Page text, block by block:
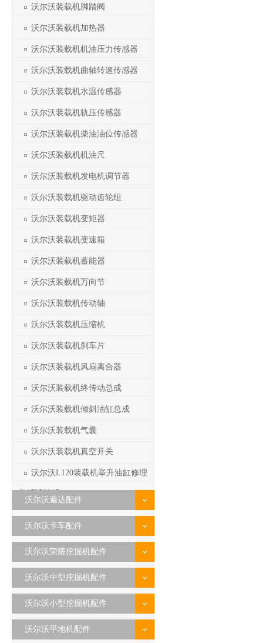
沃尔沃装载机脚踏阀
沃尔沃装载机加热器
沃尔沃装载机机油压力传感器
沃尔沃装载机曲轴转速传感器
沃尔沃装载机水温传感器
沃尔沃装载机轨压传感器
沃尔沃装载机柴油油位传感器
沃尔沃装载机机油尺
沃尔沃装载机发电机调节器
沃尔沃装载机驱动齿轮组
沃尔沃装载机变矩器
沃尔沃装载机变速箱
沃尔沃装载机蓄能器
沃尔沃装载机万向节
沃尔沃装载机传动轴
沃尔沃装载机压缩机
沃尔沃装载机刹车片
沃尔沃装载机风扇离合器
沃尔沃装载机终传动总成
沃尔沃装载机倾斜油缸总成
沃尔沃装载机气囊
沃尔沃装载机真空开关
沃尔沃L120装载机举升油缸修理
包17258317
沃尔沃遍达配件
沃尔沃卡车配件
沃尔沃荣耀挖掘机配件
沃尔沃中型挖掘机配件
沃尔沃小型挖掘机配件
沃尔沃平地机配件